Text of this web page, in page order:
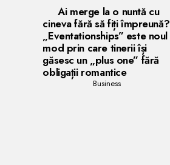
Ai merge la o nuntă cu
cineva fără să fiți împreună?
„Eventationships” este noul
mod prin care tinerii își
găsesc un „plus one” fără
obligații romantice
Business